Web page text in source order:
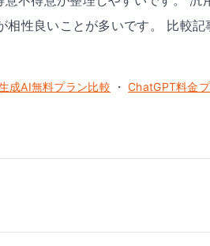
性良いことが多いです。 比較記
成AI無料プラン比較 ・ ChatGPT料金